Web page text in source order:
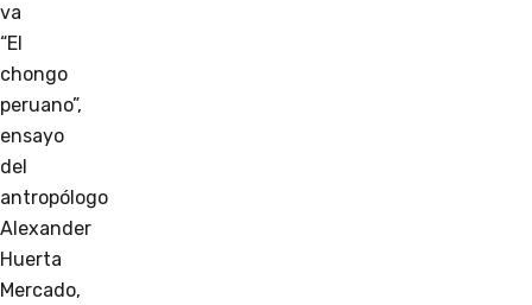
va
“El
chongo
peruano”,
ensayo
del
antropólogo
Alexander
Huerta
Mercado,